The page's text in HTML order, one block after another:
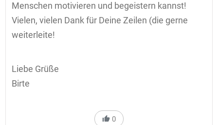
Menschen motivieren und begeistern kannst!
Vielen, vielen Dank für Deine Zeilen (die gerne
weiterleite!
Liebe Grüße
Birte
0